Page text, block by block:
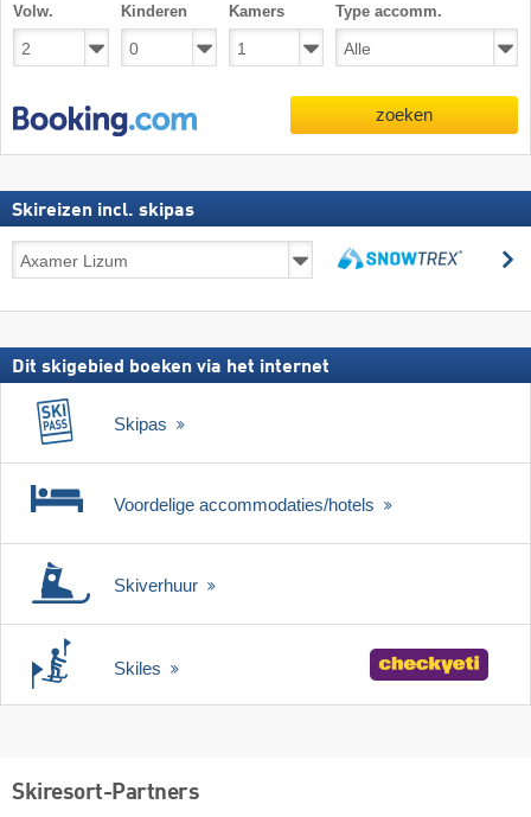
Volw. Kinderen Kamers Type accomm.
zoeken
Skireizen incl. skipas
incl.
Dit skigebied boeken via het internet
Skipas
Voordelige accommodaties/hotels
Skiverhuur
Skiles
Skiresort-Partners